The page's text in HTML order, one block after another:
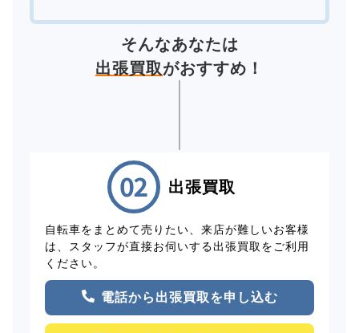
そんなあなたは
出張買取がおすすめ！
出張買取
自転車をまとめて売りたい、来店が難しいお客様
は、スタッフが直接お伺いする出張買取をご利用
ください。
電話から出張買取を申し込む